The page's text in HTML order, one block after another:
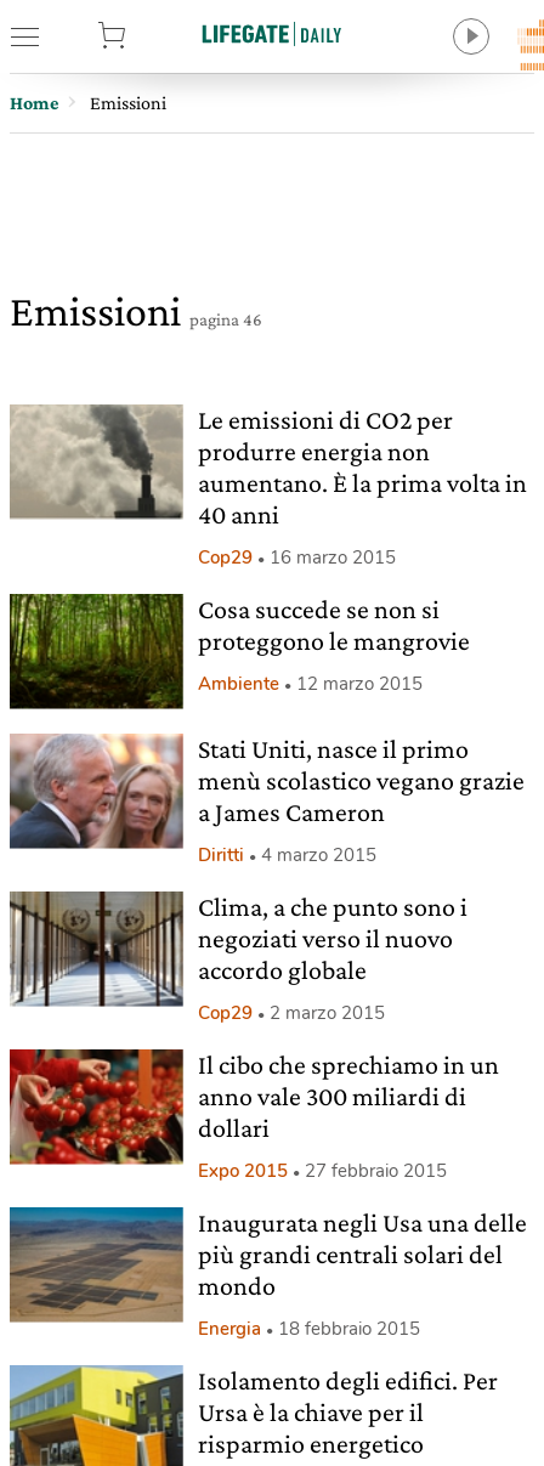
Home Emissioni
Emissioni pagina 46
Le emissioni di CO2 per
produrre energia non
aumentano. È la prima volta in
40 anni
Cop29 16 marzo 2015
Cosa succede se non si
proteggono le mangrovie
Ambiente 12 marzo 2015
Stati Uniti, nasce il primo
menù scolastico vegano grazie
a James Cameron
Diritti 4 marzo 2015
Clima, a che punto sono i
negoziati verso il nuovo
accordo globale
Cop29 2 marzo 2015
Il cibo che sprechiamo in un
anno vale 300 miliardi di
dollari
Expo 2015 27 febbraio 2015
Inaugurata negli Usa una delle
più grandi centrali solari del
mondo
Energia 18 febbraio 2015
Isolamento degli edifici. Per
Ursa è la chiave per il
risparmio energetico